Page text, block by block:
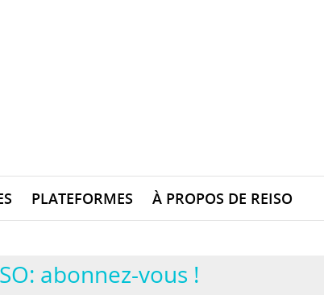
PLATEFORMES À PROPOS DE REISO
abonnez-vous !